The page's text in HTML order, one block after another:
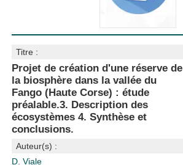
Titre :
Projet de création d'une réserve de
la biosphère dans la vallée du
Fango (Haute Corse) : étude
préalable.3. Description des
écosystèmes 4. Synthèse et
conclusions.
Auteur(s) :
D. Viale